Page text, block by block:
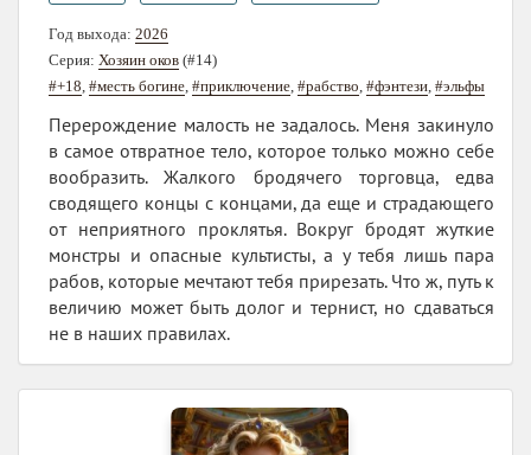
Год выхода: 2026
Серия: Хозяин оков (#14)
#+18, #месть богине, #приключение, #рабство, #фэнтези, #эльфы
Перерождение малость не задалось. Меня закинуло
в самое отвратное тело, которое только можно себе
вообразить. Жалкого бродячего торговца, едва
сводящего концы с концами, да еще и страдающего
от неприятного проклятья. Вокруг бродят жуткие
монстры и опасные культисты, а у тебя лишь пара
рабов, которые мечтают тебя прирезать. Что ж, путь к
величию может быть долог и тернист, но сдаваться
не в наших правилах.